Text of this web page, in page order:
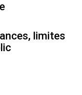
limites